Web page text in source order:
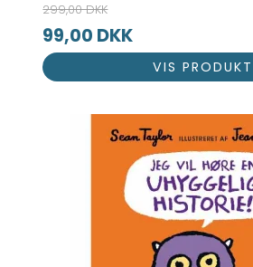
299,00 DKK
99,00 DKK
VIS PRODUKT